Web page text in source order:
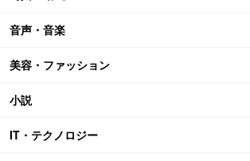
音声・音楽
美容・ファッション
小説
IT・テクノロジー